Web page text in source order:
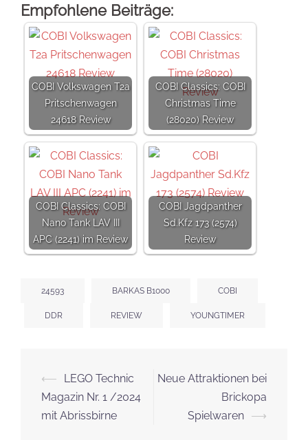
Empfohlene Beiträge:
COBI Volkswagen T2a
Pritschenwagen
24618 Review
COBI Classics: COBI
Christmas Time
(28020) Review
COBI Classics: COBI
Nano Tank LAV III
APC (2241) im Review
COBI Jagdpanther
Sd.Kfz 173 (2574)
Review
24593 BARKAS B1000 COBI
DDR REVIEW YOUNGTIMER
Beitrags-
Navigation
⟵
LEGO Technic
Magazin Nr. 1 /2024
mit Abrissbirne
Neue Attraktionen bei
Brickopa
Spielwaren ⟶